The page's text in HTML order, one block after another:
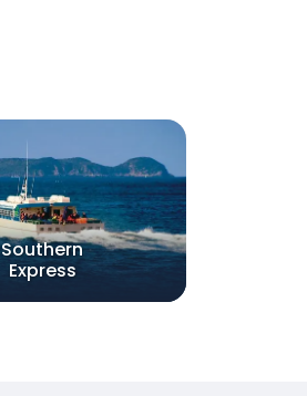
Southern
Express